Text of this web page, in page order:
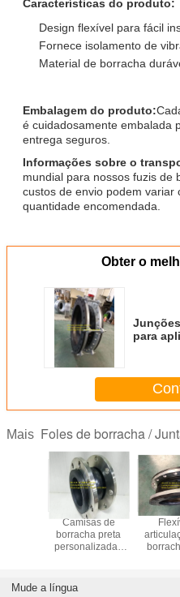
Características do produto:
Design flexível para fácil
Fornece isolamento de
Material de borracha
Embalagem do produto:
é cuidadosamente embalada
entrega seguros.
Informações sobre o
mundial para nossos fuzis de
custos de envio podem variar
quantidade encomendada.
Obter o
para
Mais Foles de borracha /
Camisas de
borracha preta
personalizadas
acordo com o
Mude a língua